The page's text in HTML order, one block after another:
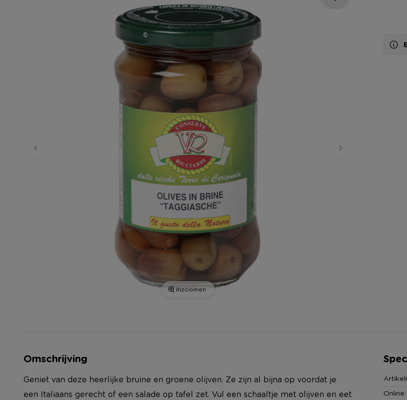
Inzoomen
Omschrijving
Geniet van deze heerlijke bruine en groene olijven. Ze zijn al bijna op voordat je
een Italiaans gerecht of een salade op tafel zet. Vul een schaaltje met olijven en eet
Online